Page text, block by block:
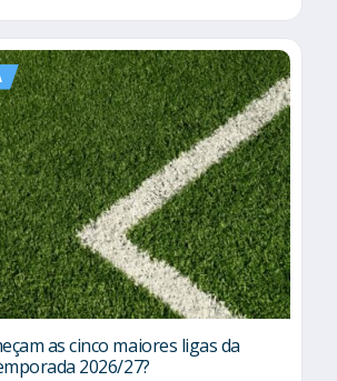
as cinco maiores ligas da
2026/27?